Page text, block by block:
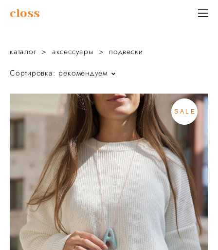
сloss
каталог > аксессуары > подвески
Сортировка: рекомендуем
SALE